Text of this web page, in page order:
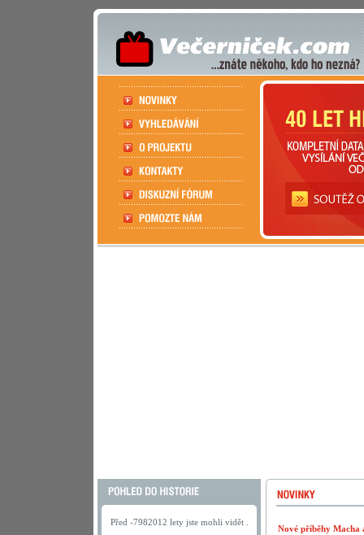
Před -7982012 lety jste mohli vidět .
Nové příběhy Macha